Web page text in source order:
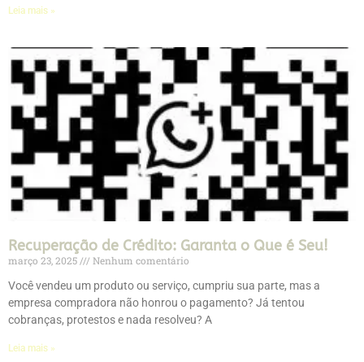
Leia mais »
Recuperação de Crédito: Garanta o Que é Seu!
março 23, 2025
Nenhum comentário
Você vendeu um produto ou serviço, cumpriu sua parte, mas a
empresa compradora não honrou o pagamento? Já tentou
cobranças, protestos e nada resolveu? A
Leia mais »